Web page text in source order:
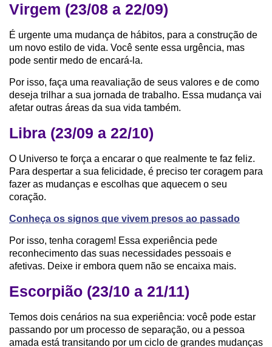
Virgem (23/08 a 22/09)
É urgente uma mudança de hábitos, para a construção de
um novo estilo de vida. Você sente essa urgência, mas
pode sentir medo de encará-la.
Por isso, faça uma reavaliação de seus valores e de como
deseja trilhar a sua jornada de trabalho. Essa mudança vai
afetar outras áreas da sua vida também.
Libra (23/09 a 22/10)
O Universo te força a encarar o que realmente te faz feliz.
Para despertar a sua felicidade, é preciso ter coragem para
fazer as mudanças e escolhas que aquecem o seu
coração.
Conheça os signos que vivem presos ao passado
Por isso, tenha coragem! Essa experiência pede
reconhecimento das suas necessidades pessoais e
afetivas. Deixe ir embora quem não se encaixa mais.
Escorpião (23/10 a 21/11)
Temos dois cenários na sua experiência: você pode estar
passando por um processo de separação, ou a pessoa
amada está transitando por um ciclo de grandes mudanças